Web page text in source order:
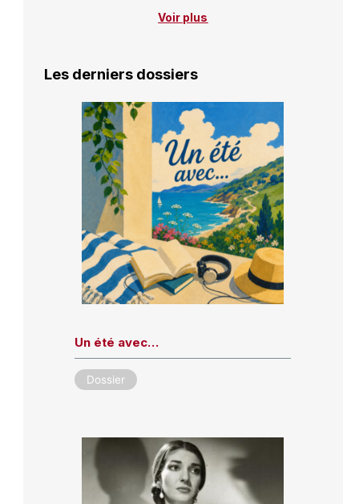
Voir plus
Les derniers dossiers
Un été avec…
Dossier